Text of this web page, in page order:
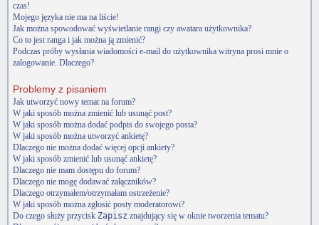
czas!
Mojego języka nie ma na liście!
Jak można spowodować wyświetlanie rangi czy awatara użytkownika?
Co to jest ranga i jak można ją zmienić?
Podczas próby wysłania wiadomości e-mail do użytkownika witryna prosi mnie o
zalogowanie. Dlaczego?
Problemy z pisaniem
Jak utworzyć nowy temat na forum?
W jaki sposób można zmienić lub usunąć post?
W jaki sposób można dodać podpis do swojego posta?
W jaki sposób można utworzyć ankietę?
Dlaczego nie można dodać więcej opcji ankiety?
W jaki sposób zmienić lub usunąć ankietę?
Dlaczego nie mam dostępu do forum?
Dlaczego nie mogę dodawać załączników?
Dlaczego otrzymałem/otrzymałam ostrzeżenie?
W jaki sposób można zgłosić posty moderatorowi?
Do czego służy przycisk Zapisz znajdujący się w oknie tworzenia tematu?